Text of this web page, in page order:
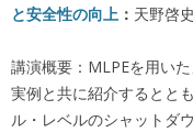
と安全性の向上 ： 天野啓
講演概要：MLPEを用い
実例と共に紹介するとと
ル・レベルのシャットダ